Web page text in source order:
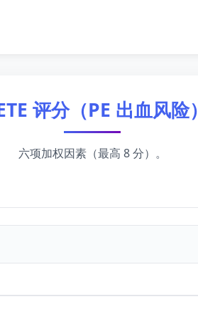
评分（PE 出血风险）
六项加权因素（最高 8 分）。